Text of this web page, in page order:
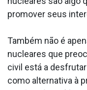
promover seus
Também não é
nucleares que
civil está a desfrutar
como alternativa à